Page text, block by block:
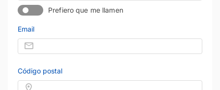
Prefiero que me llamen
Email
Código postal